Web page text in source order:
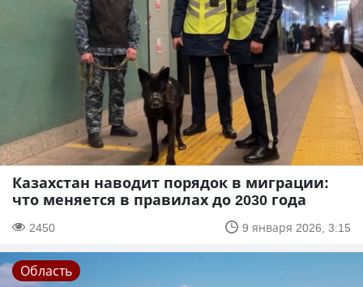
Казахстан наводит порядок в миграции:
что меняется в правилах до 2030 года
2450 9 января 2026, 3:15
Область